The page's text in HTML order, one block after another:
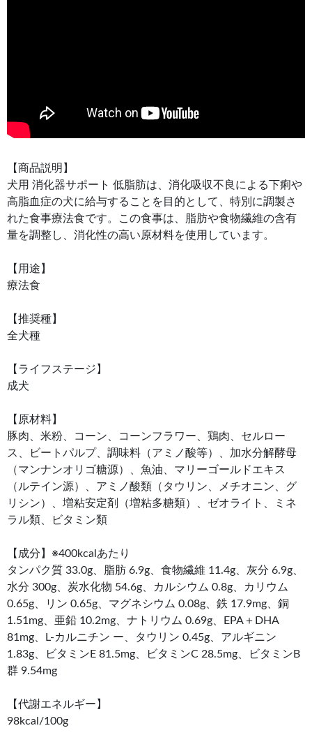
【商品説明】
犬用 消化器サポート 低脂肪は、消化吸収不良による下痢や
高脂血症の犬に給与することを目的として、特別に調製さ
れた食事療法食です。この食事は、脂肪や食物繊維の含有
量を調整し、消化性の高い原材料を使用しています。
【用途】
療法食
【推奨種】
全犬種
【ライフステージ】
成犬
【原材料】
豚肉、米粉、コーン、コーンフラワー、鶏肉、セルロー
ス、ビートパルプ、調味料（アミノ酸等）、加水分解酵母
（マンナンオリゴ糖源）、魚油、マリーゴールドエキス
（ルテイン源）、アミノ酸類（タウリン、メチオニン、グ
リシン）、増粘安定剤（増粘多糖類）、ゼオライト、ミネ
ラル類、ビタミン類
【成分】※400kcalあたり
タンパク質 33.0g、脂肪 6.9g、食物繊維 11.4g、灰分 6.9g、
水分 300g、炭水化物 54.6g、カルシウム 0.8g、カリウム
0.65g、リン 0.65g、マグネシウム 0.08g、鉄 17.9mg、銅
1.51mg、亜鉛 10.2mg、ナトリウム 0.69g、EPA＋DHA
81mg、L-カルニチン ー、タウリン 0.45g、アルギニン
1.83g、ビタミンE 81.5mg、ビタミンC 28.5mg、ビタミンB
群 9.54mg
【代謝エネルギー】
98kcal/100g